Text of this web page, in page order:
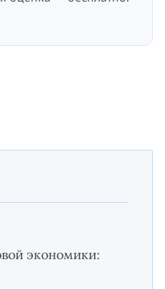
экономики: